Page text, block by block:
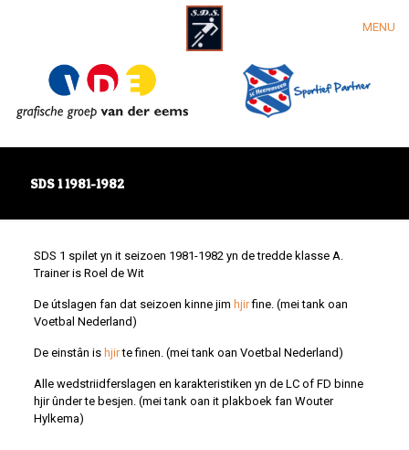
MENU
SDS 1 1981-1982
SDS 1 spilet yn it seizoen 1981-1982 yn de tredde klasse A.
Trainer is Roel de Wit
De útslagen fan dat seizoen kinne jim hjirfine. (mei tank oan
Voetbal Nederland)
De einstân is hjirte finen. (mei tank oan Voetbal Nederland)
Alle wedstriidferslagen en karakteristiken yn de LC of FD binne
hjir ûnder te besjen. (mei tank oan it plakboek fan Wouter
Hylkema)